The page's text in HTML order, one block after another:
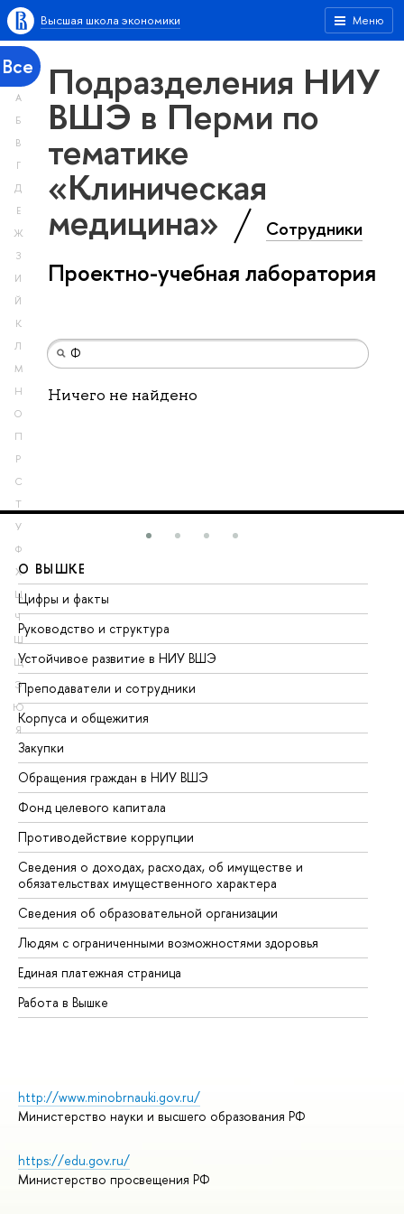
Меню
Высшая школа экономики
Все
А
Б
В
Г
Д
Е
Ж
З
И
Й
К
Л
М
Н
О
П
Р
С
Т
У
Ф
Х
Ц
Ч
Ш
Щ
Э
Ю
Я
Подразделения НИУ
ВШЭ в Перми по
тематике
«Клиническая
медицина» Сотрудники
Проектно-учебная лаборатория
Ничего не найдено
О ВЫШКЕ
Цифры и факты
Руководство и структура
Устойчивое развитие в НИУ ВШЭ
Преподаватели и сотрудники
Корпуса и общежития
Закупки
Обращения граждан в НИУ ВШЭ
Фонд целевого капитала
Противодействие коррупции
Сведения о доходах, расходах, об имуществе и
обязательствах имущественного характера
Сведения об образовательной организации
Людям с ограниченными возможностями здоровья
Единая платежная страница
Работа в Вышке
http://www.minobrnauki.gov.ru/
Министерство науки и высшего образования РФ
https://edu.gov.ru/
Министерство просвещения РФ